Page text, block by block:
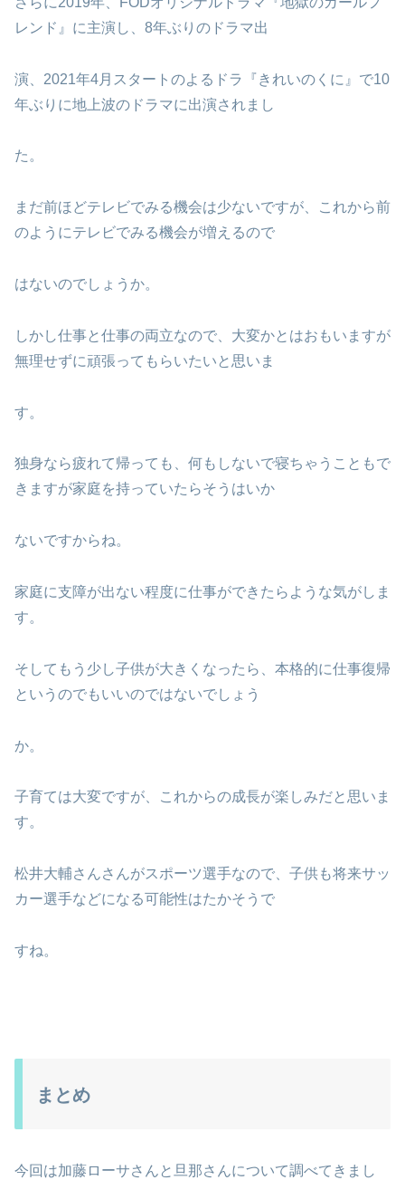
レンド』に主演し、8年ぶりのドラマ出
演、2021年4月スタートのよるドラ『きれいのくに』で10
年ぶりに地上波のドラマに出演されまし
た。
まだ前ほどテレビでみる機会は少ないですが、これから前
のようにテレビでみる機会が増えるので
はないのでしょうか。
しかし仕事と仕事の両立なので、大変かとはおもいますが
無理せずに頑張ってもらいたいと思いま
す。
独身なら疲れて帰っても、何もしないで寝ちゃうこともで
きますが家庭を持っていたらそうはいか
ないですからね。
家庭に支障が出ない程度に仕事ができたらような気がしま
す。
そしてもう少し子供が大きくなったら、本格的に仕事復帰
というのでもいいのではないでしょう
か。
子育ては大変ですが、これからの成長が楽しみだと思いま
す。
松井大輔さんさんがスポーツ選手なので、子供も将来サッ
カー選手などになる可能性はたかそうで
すね。
まとめ
今回は加藤ローサさんと旦那さんについて調べてきまし